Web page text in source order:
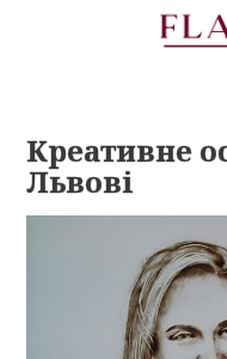
Креативне
Львові